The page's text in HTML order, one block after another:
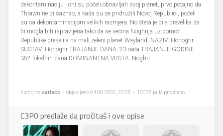
dekontaminaciju i oni su počeli obnavljati svoj planet, prvo potajno da
Thrawn ne bi saznao, a kada su se pridružili Novoj Republici, počeli
su sa dekontaminacijom velikih razmjera. No šteta je bila prevelika da
bi mogla biti ispravljena tako da se većina Noghrija uz pomoć
Republike preselila na mali zeleni planet Wayland. NAZIV: Honoghr
SUSTAV: Honoghr TRAJANJE DANA: 23 sata TRAJANJE GODINE:
352 lokalnih dana DOMINANTNA VRSTA: Noghri
Autor/ica sarlacc • objavljeno 04.08.2005, 23:28 • 18038 puta pročitano
C3P0 predlaže da pročitaš i ove opise